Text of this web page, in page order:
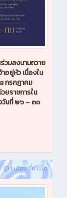
วมลงนามถวาย
อยู่หัว เนื่องใน
กรกฎาคม
ยราชการใน
วันที่ ๒๖ – ๓๐
1 เดือน ที่ผ่านมา